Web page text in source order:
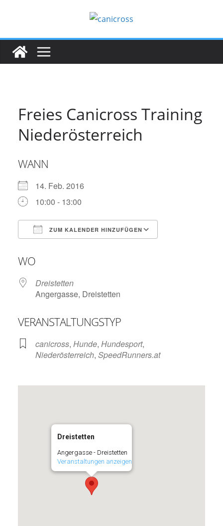
Freies Canicross Training
Niederösterreich
WANN
14. Feb. 2016
10:00 - 13:00
ZUM KALENDER HINZUFÜGEN
WO
Dreistetten
Angergasse, Dreistetten
VERANSTALTUNGSTYP
canicross, Hunde, Hundesport,
Niederösterreich, SpeedRunners.at
Dreistetten
Angergasse - Dreistetten
Veranstaltungen anzeigen